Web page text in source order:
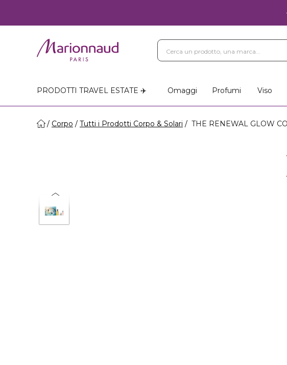
PRODOTTI TRAVEL ESTATE ✈️ Omaggi Profumi Viso
Corpo Tutti i Prodotti Corpo & Solari THE RENEWAL GLOW